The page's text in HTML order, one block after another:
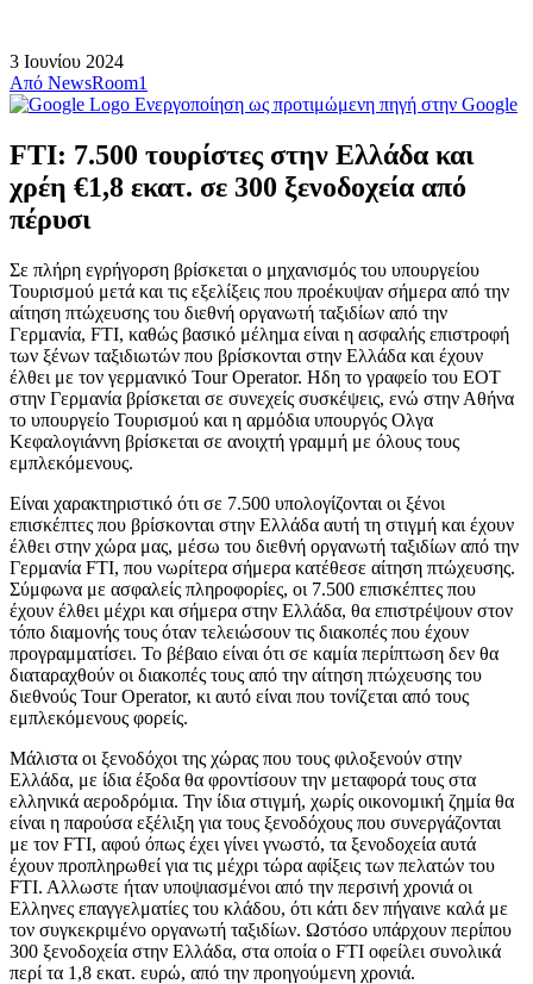
3 Ιουνίου 2024
Από NewsRoom1
Ενεργοποίηση ως προτιμώμενη πηγή στην Google
FTI: 7.500 τουρίστες στην Ελλάδα και
χρέη €1,8 εκατ. σε 300 ξενοδοχεία από
πέρυσι
Σε πλήρη εγρήγορση βρίσκεται ο μηχανισμός του υπουργείου
Τουρισμού μετά και τις εξελίξεις που προέκυψαν σήμερα από την
αίτηση πτώχευσης του διεθνή οργανωτή ταξιδίων από την
Γερμανία, FTI, καθώς βασικό μέλημα είναι η ασφαλής επιστροφή
των ξένων ταξιδιωτών που βρίσκονται στην Ελλάδα και έχουν
έλθει με τον γερμανικό Tour Operator. Ηδη το γραφείο του ΕΟΤ
στην Γερμανία βρίσκεται σε συνεχείς συσκέψεις, ενώ στην Αθήνα
το υπουργείο Τουρισμού και η αρμόδια υπουργός Ολγα
Κεφαλογιάννη βρίσκεται σε ανοιχτή γραμμή με όλους τους
εμπλεκόμενους.
Eίναι χαρακτηριστικό ότι σε 7.500 υπολογίζονται οι ξένοι
επισκέπτες που βρίσκονται στην Ελλάδα αυτή τη στιγμή και έχουν
έλθει στην χώρα μας, μέσω του διεθνή οργανωτή ταξιδίων από την
Γερμανία FTI, που νωρίτερα σήμερα κατέθεσε αίτηση πτώχευσης.
Σύμφωνα με ασφαλείς πληροφορίες, οι 7.500 επισκέπτες που
έχουν έλθει μέχρι και σήμερα στην Ελλάδα, θα επιστρέψουν στον
τόπο διαμονής τους όταν τελειώσουν τις διακοπές που έχουν
προγραμματίσει. Το βέβαιο είναι ότι σε καμία περίπτωση δεν θα
διαταραχθούν οι διακοπές τους από την αίτηση πτώχευσης του
διεθνούς Tour Operator, κι αυτό είναι που τονίζεται από τους
εμπλεκόμενους φορείς.
Μάλιστα οι ξενοδόχοι της χώρας που τους φιλοξενούν στην
Ελλάδα, με ίδια έξοδα θα φροντίσουν την μεταφορά τους στα
ελληνικά αεροδρόμια. Την ίδια στιγμή, χωρίς οικονομική ζημία θα
είναι η παρούσα εξέλιξη για τους ξενοδόχους που συνεργάζονται
με τον FTI, αφού όπως έχει γίνει γνωστό, τα ξενοδοχεία αυτά
έχουν προπληρωθεί για τις μέχρι τώρα αφίξεις των πελατών του
FTI. Aλλωστε ήταν υποψιασμένοι από την περσινή χρονιά οι
Ελληνες επαγγελματίες του κλάδου, ότι κάτι δεν πήγαινε καλά με
τον συγκεκριμένο οργανωτή ταξιδίων. Ωστόσο υπάρχουν περίπου
300 ξενοδοχεία στην Ελλάδα, στα οποία ο FTI οφείλει συνολικά
περί τα 1,8 εκατ. ευρώ, από την προηγούμενη χρονιά.